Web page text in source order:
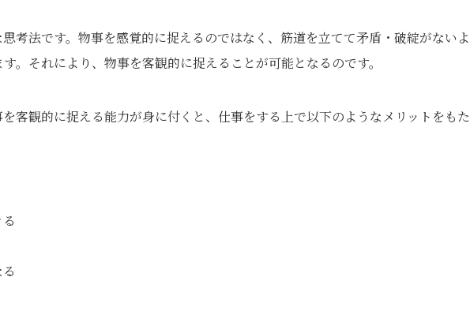
考法です。物事を感覚的に捉えるのではなく、筋道を立てて矛盾・破綻がないよ
。それにより、物事を客観的に捉えることが可能となるのです。
客観的に捉える能力が身に付くと、仕事をする上で以下のようなメリットをもた